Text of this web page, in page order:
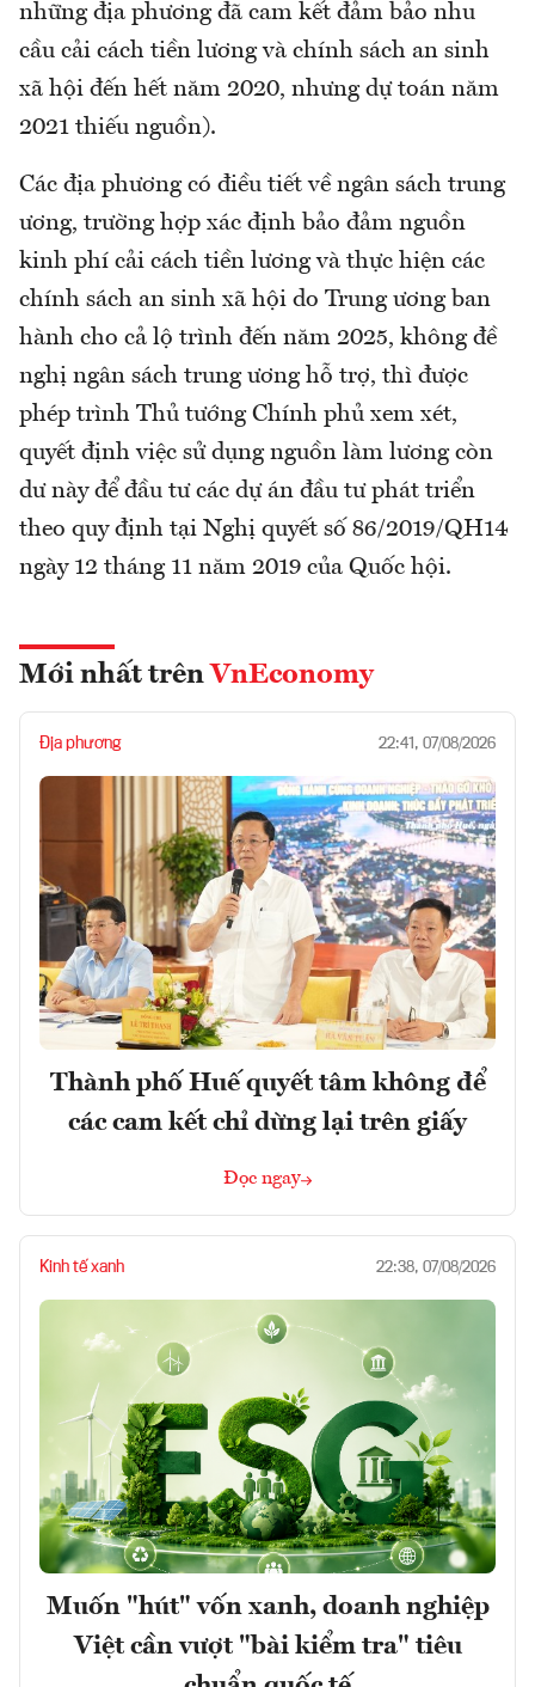
những địa phương đã cam kết đảm bảo nhu
cầu cải cách tiền lương và chính sách an sinh
xã hội đến hết năm 2020, nhưng dự toán năm
2021 thiếu nguồn).
Các địa phương có điều tiết về ngân sách trung
ương, trường hợp xác định bảo đảm nguồn
kinh phí cải cách tiền lương và thực hiện các
chính sách an sinh xã hội do Trung ương ban
hành cho cả lộ trình đến năm 2025, không đề
nghị ngân sách trung ương hỗ trợ, thì được
phép trình Thủ tướng Chính phủ xem xét,
quyết định việc sử dụng nguồn làm lương còn
dư này để đầu tư các dự án đầu tư phát triển
theo quy định tại Nghị quyết số 86/2019/QH14
ngày 12 tháng 11 năm 2019 của Quốc hội.
Mới nhất trên VnEconomy
Địa phương 22:41, 07/08/2026
Thành phố Huế quyết tâm không để
các cam kết chỉ dừng lại trên giấy
Đọc ngay
Kinh tế xanh 22:38, 07/08/2026
Muốn "hút" vốn xanh, doanh nghiệp
Việt cần vượt "bài kiểm tra" tiêu